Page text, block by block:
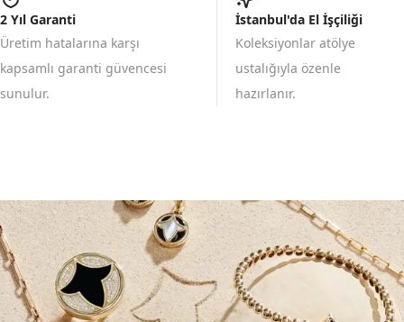
2 Yıl Garanti
Üretim hatalarına karşı
kapsamlı garanti güvencesi
sunulur.
İstanbul'da El İşçiliği
Koleksiyonlar atölye
ustalığıyla özenle
hazırlanır.